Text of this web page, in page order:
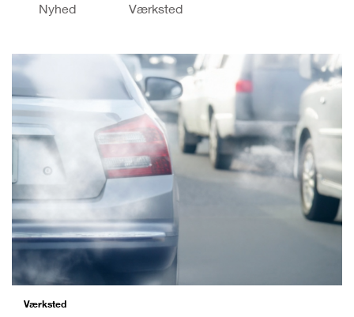
Nyhed
Værksted
Værksted